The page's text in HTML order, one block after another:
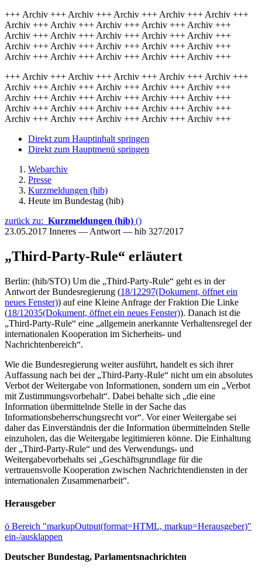
+++ Archiv +++ Archiv +++ Archiv +++ Archiv +++ Archiv +++
Archiv +++ Archiv +++ Archiv +++ Archiv +++ Archiv +++
Archiv +++ Archiv +++ Archiv +++ Archiv +++ Archiv +++
Archiv +++ Archiv +++ Archiv +++ Archiv +++ Archiv +++
Archiv +++ Archiv +++ Archiv +++ Archiv +++ Archiv +++
+++ Archiv +++ Archiv +++ Archiv +++ Archiv +++ Archiv +++
Archiv +++ Archiv +++ Archiv +++ Archiv +++ Archiv +++
Archiv +++ Archiv +++ Archiv +++ Archiv +++ Archiv +++
Archiv +++ Archiv +++ Archiv +++ Archiv +++ Archiv +++
Archiv +++ Archiv +++ Archiv +++ Archiv +++ Archiv +++
Direkt zum Hauptinhalt springen
Direkt zum Hauptmenü springen
Webarchiv
Presse
Kurzmeldungen (hib)
Heute im Bundestag (hib)
zurück zu: Kurzmeldungen (hib) ()
23.05.2017 Inneres — Antwort — hib 327/2017
„Third-Party-Rule“ erläutert
Berlin: (hib/STO) Um die „Third-Party-Rule“ geht es in der
Antwort der Bundesregierung (18/12297(Dokument, öffnet ein
neues Fenster)) auf eine Kleine Anfrage der Fraktion Die Linke
(18/12035(Dokument, öffnet ein neues Fenster)). Danach ist die
„Third-Party-Rule“ eine „allgemein anerkannte Verhaltensregel der
internationalen Kooperation im Sicherheits- und
Nachrichtenbereich“.
Wie die Bundesregierung weiter ausführt, handelt es sich ihrer
Auffassung nach bei der „Third-Party-Rule“ nicht um ein absolutes
Verbot der Weitergabe von Informationen, sondern um ein „Verbot
mit Zustimmungsvorbehalt“. Dabei behalte sich „die eine
Information übermittelnde Stelle in der Sache das
Informationsbeherrschungsrecht vor“. Vor einer Weitergabe sei
daher das Einverständnis der die Information übermittelnden Stelle
einzuholen, das die Weitergabe legitimieren könne. Die Einhaltung
der „Third-Party-Rule“ und des Verwendungs- und
Weitergabevorbehalts sei „Geschäftsgrundlage für die
vertrauensvolle Kooperation zwischen Nachrichtendiensten in der
internationalen Zusammenarbeit“.
Herausgeber
ö Bereich "markupOutput(format=HTML, markup=Herausgeber)"
ein-/ausklappen
Deutscher Bundestag, Parlamentsnachrichten